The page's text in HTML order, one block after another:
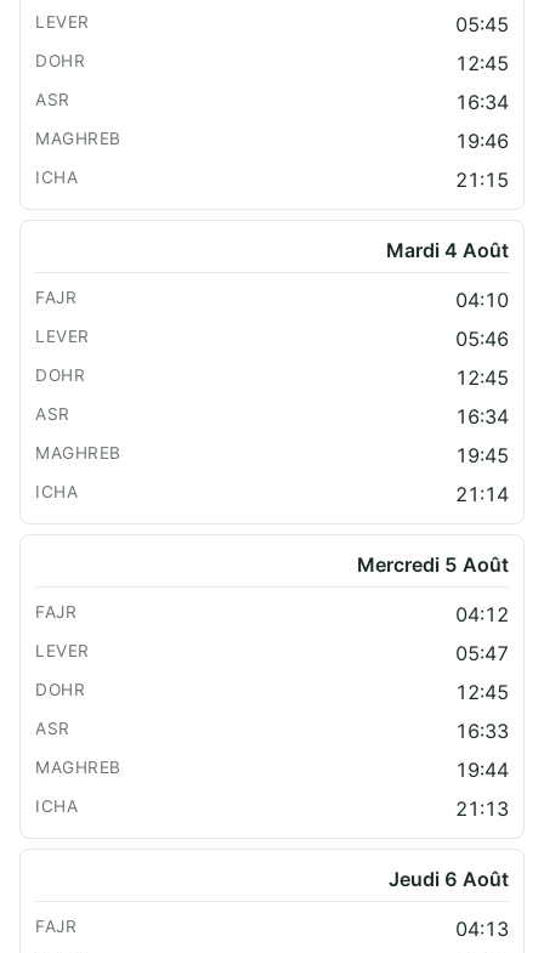
05:45
12:45
16:34
19:46
21:15
Mardi 4 Août
04:10
05:46
12:45
16:34
19:45
21:14
Mercredi 5 Août
04:12
05:47
12:45
16:33
19:44
21:13
Jeudi 6 Août
04:13